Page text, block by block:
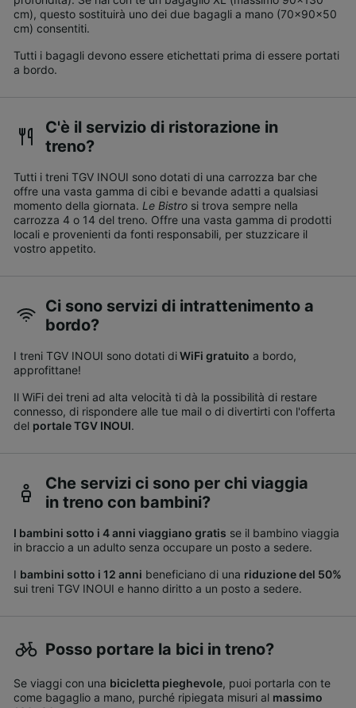
cm), questo sostituirà uno dei due bagagli a mano (70x90x50
cm) consentiti.
Tutti i bagagli devono essere etichettati prima di essere portati
a bordo.
C'è il servizio di ristorazione in
treno?
Tutti i treni TGV INOUI sono dotati di una carrozza bar che
offre una vasta gamma di cibi e bevande adatti a qualsiasi
momento della giornata. Le Bistro si trova sempre nella
carrozza 4 o 14 del treno. Offre una vasta gamma di prodotti
locali e provenienti da fonti responsabili, per stuzzicare il
vostro appetito.
Ci sono servizi di intrattenimento a
bordo?
I treni TGV INOUI sono dotati diWiFi gratuito a bordo,
approfittane!
Il WiFi dei treni ad alta velocità ti dà la possibilità di restare
connesso, di rispondere alle tue mail o di divertirti con l'offerta
del portale TGV INOUI.
Che servizi ci sono per chi viaggia
in treno con bambini?
I bambini sotto i 4 anni viaggiano gratis se il bambino viaggia
in braccio a un adulto senza occupare un posto a sedere.
I bambini sotto i 12 anni beneficiano di una riduzione del 50%
sui treni TGV INOUI e hanno diritto a un posto a sedere.
Posso portare la bici in treno?
Se viaggi con una bicicletta pieghevole, puoi portarla con te
come bagaglio a mano, purché ripiegata misuri al massimo